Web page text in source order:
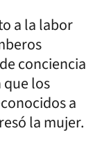
a la labor
conciencia
los
a
la mujer.